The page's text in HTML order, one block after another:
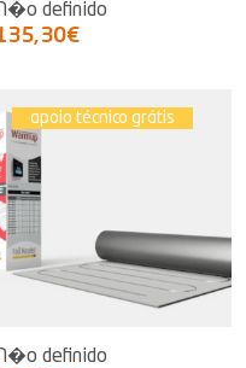
N�o definido
apoio técnico grátis
N�o definido